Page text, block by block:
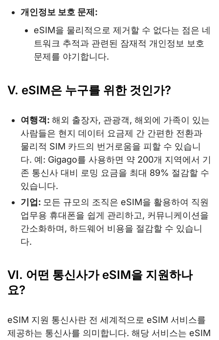
개인정보 보호 문제:
eSIM을 물리적으로 제거할 수 없다는 점은 네
트워크 추적과 관련된 잠재적 개인정보 보호
문제를 야기합니다.
V. eSIM은 누구를 위한 것인가?
여행객: 해외 출장자, 관광객, 해외에 가족이 있는
사람들은 현지 데이터 요금제 간 간편한 전환과
물리적 SIM 카드의 번거로움을 피할 수 있습니
다. 예: Gigago를 사용하면 약 200개 지역에서 기
존 통신사 대비 로밍 요금을 최대 89% 절감할 수
있습니다.
기업: 모든 규모의 조직은 eSIM을 활용하여 직원
업무용 휴대폰을 쉽게 관리하고, 커뮤니케이션을
간소화하며, 하드웨어 비용을 절감할 수 있습니
다.
VI. 어떤 통신사가 eSIM을 지원하나
요?
eSIM 지원 통신사란 전 세계적으로 eSIM 서비스를
제공하는 통신사를 의미합니다. 해당 서비스는 eSIM